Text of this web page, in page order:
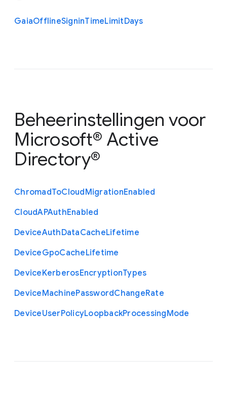
GaiaOfflineSigninTimeLimitDays
Beheerinstellingen voor
Microsoft® Active
Directory®
ChromadToCloudMigrationEnabled
CloudAPAuthEnabled
DeviceAuthDataCacheLifetime
DeviceGpoCacheLifetime
DeviceKerberosEncryptionTypes
DeviceMachinePasswordChangeRate
DeviceUserPolicyLoopbackProcessingMode